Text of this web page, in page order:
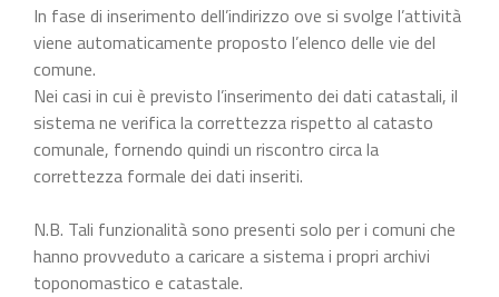
In fase di inserimento dell’indirizzo ove si svolge l’attività
viene automaticamente proposto l’elenco delle vie del
comune.
Nei casi in cui è previsto l’inserimento dei dati catastali, il
sistema ne verifica la correttezza rispetto al catasto
comunale, fornendo quindi un riscontro circa la
correttezza formale dei dati inseriti.
N.B. Tali funzionalità sono presenti solo per i comuni che
hanno provveduto a caricare a sistema i propri archivi
toponomastico e catastale.